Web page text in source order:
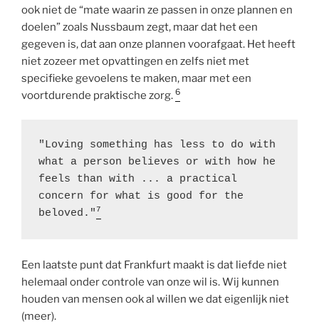
ook niet de “mate waarin ze passen in onze plannen en
doelen” zoals Nussbaum zegt, maar dat het een
gegeven is, dat aan onze plannen voorafgaat. Het heeft
niet zozeer met opvattingen en zelfs niet met
specifieke gevoelens te maken, maar met een
voortdurende praktische zorg. 6
"Loving something has less to do with
what a person believes or with how he
feels than with ... a practical
concern for what is good for the
beloved."7
Een laatste punt dat Frankfurt maakt is dat liefde niet
helemaal onder controle van onze wil is. Wij kunnen
houden van mensen ook al willen we dat eigenlijk niet
(meer).